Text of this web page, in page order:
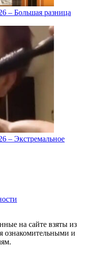
– Большая разница
– Экстремальное
на сайте взяты из
ознакомительными и